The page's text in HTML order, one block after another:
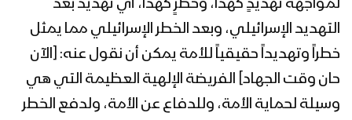
زامل ياقدس جاك الفتح – عيسى الليث
1443هـ
الكيان المؤقت – فرقة أنصار الله 1443هـ
لمواجهة تهديدٍ كهذا، وخطرٍ كهذا، أي تهديد بعد
التهديد الإسرائيلي، وبعد الخطر الإسرائيلي مما يمثل
خطراً وتهديداً حقيقياً للأمة يمكن أن نقول عنه: [الآن
حان وقت الجهاد] الفريضة الإلهية العظيمة التي هي
وسيلة لحماية الأمة، وللدفاع عن الأمة، ولدفع الخطر